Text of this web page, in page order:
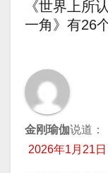
导
《世界上所
一角》有26
金刚瑜伽说道：
2026年1月21